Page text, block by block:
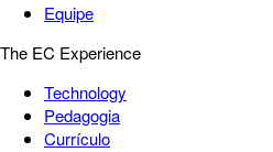
Equipe
The EC Experience
Technology
Pedagogia
Currículo